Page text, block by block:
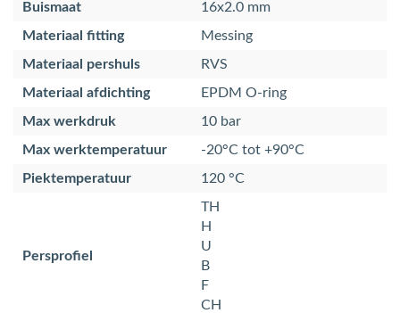
Buismaat
16x2.0 mm
Materiaal fitting
Messing
Materiaal pershuls
RVS
Materiaal afdichting
EPDM O-ring
Max werkdruk
10 bar
Max werktemperatuur
-20°C tot +90°C
Piektemperatuur
120 °C
Persprofiel
TH
H
U
B
F
CH